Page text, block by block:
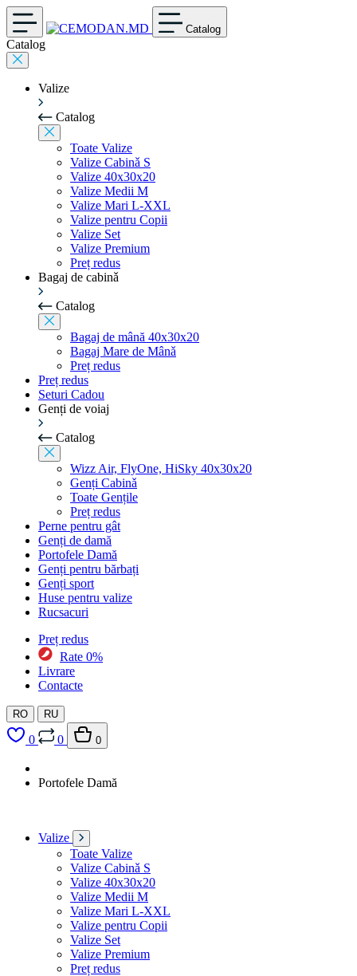
Catalog
Catalog
Valize
Catalog
Toate Valize
Valize Cabinǎ S
Valize 40x30x20
Valize Medii M
Valize Mari L-XXL
Valize pentru Copii
Valize Set
Valize Premium
Preț redus
Bagaj de cabinǎ
Catalog
Bagaj de mână 40x30x20
Bagaj Mare de Mânǎ
Preț redus
Preț redus
Seturi Cadou
Genți de voiaj
Catalog
Wizz Air, FlyOne, HiSky 40x30x20
Genți Cabinǎ
Toate Gențile
Preț redus
Perne pentru gât
Genți de damă
Portofele Damă
Genți pentru bărbați
Genți sport
Huse pentru valize
Rucsacuri
Preț redus
Rate 0%
Livrare
Contacte
RO RU
0 0 0
Portofele Damă
Valize
Toate Valize
Valize Cabinǎ S
Valize 40x30x20
Valize Medii M
Valize Mari L-XXL
Valize pentru Copii
Valize Set
Valize Premium
Preț redus